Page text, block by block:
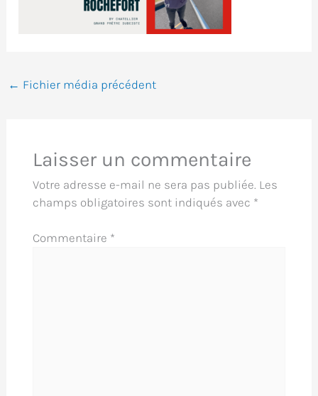
← Fichier média précédent
Laisser un commentaire
Votre adresse e-mail ne sera pas publiée. Les
champs obligatoires sont indiqués avec *
Commentaire *